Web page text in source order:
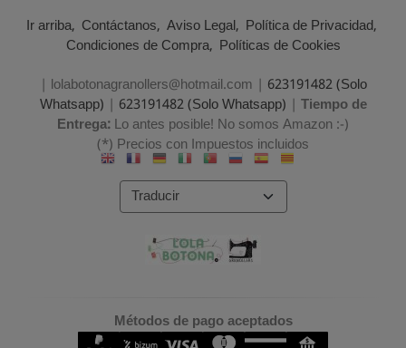
Ir arriba Contáctanos Aviso Legal Política de Privacidad
Condiciones de Compra Políticas de Cookies
| lolabotonagranollers@hotmail.com | 623191482 (Solo
Whatsapp) | 623191482 (Solo Whatsapp) | Tiempo de
Entrega:Lo antes posible! No somos Amazon :-)
(*) Precios con Impuestos incluidos
Métodos de pago aceptados